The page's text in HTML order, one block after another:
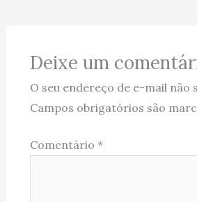
Deixe um
O seu endereço de e-mail não
Campos obrigatórios são
Comentário *